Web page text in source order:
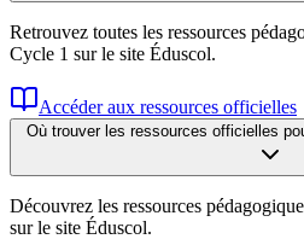
Retrouvez toutes les ressources
Cycle 1 sur le site Éduscol.
Accéder aux ressources officielles
Où trouver les ressources officielles
Découvrez les ressources
sur le site Éduscol.